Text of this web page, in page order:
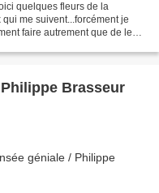
quelques fleurs de la
me suivent...forcément je
faire autrement que de les
Brasseur